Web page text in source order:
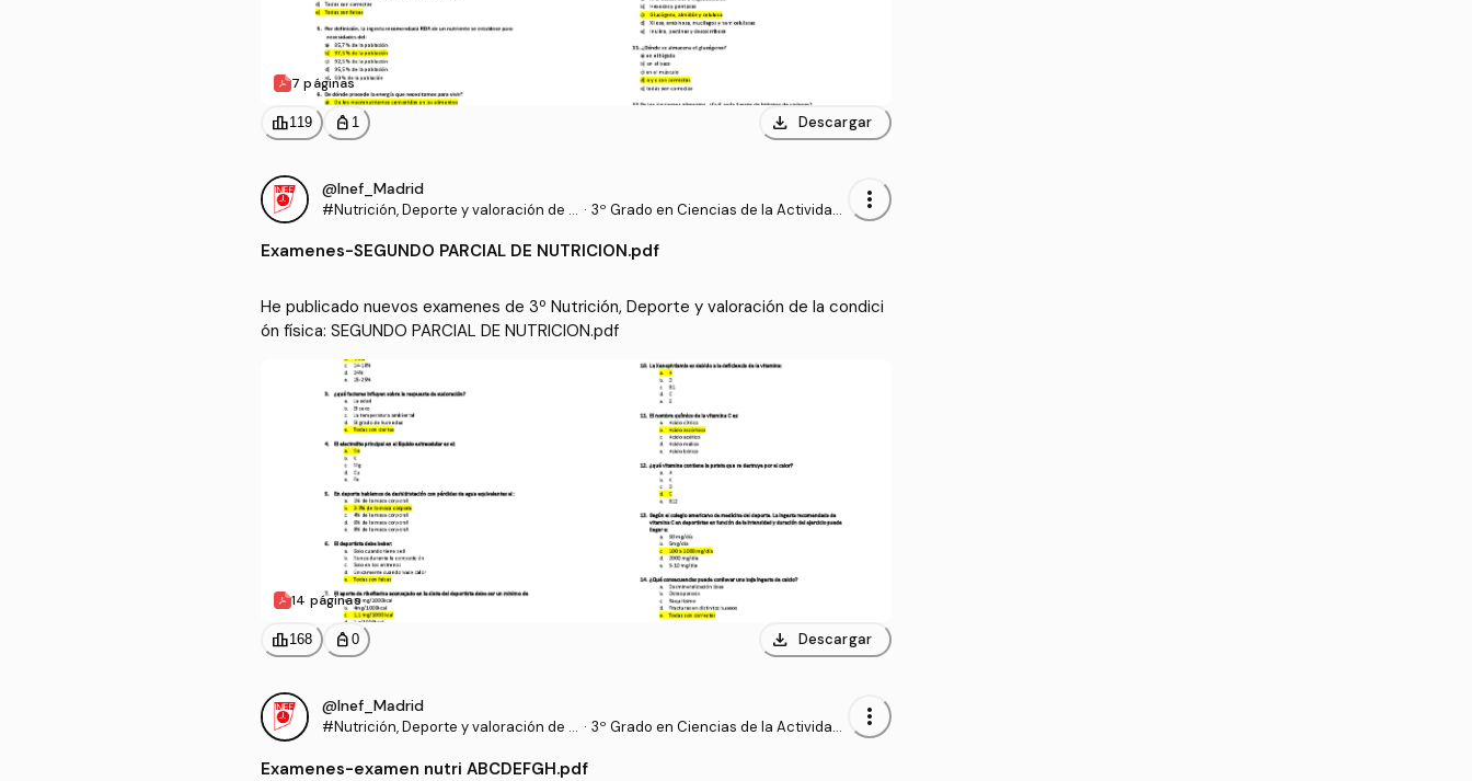
7 páginas
leaderboard119 personal_bag 1 download Descargar
@Inef_Madrid
#Nutrición, Deporte y valoración de l
· 3º Grado en Ciencias de la Actividad
more_vert
Examenes-SEGUNDO PARCIAL DE NUTRICION.pdf
He publicado nuevos examenes de 3º Nutrición, Deporte y valoración de la condici
ón física: SEGUNDO PARCIAL DE NUTRICION.pdf
14 páginas
leaderboard168 personal_bag 0 download Descargar
@Inef_Madrid
#Nutrición, Deporte y valoración de l
· 3º Grado en Ciencias de la Actividad
more_vert
Examenes-examen nutri ABCDEFGH.pdf